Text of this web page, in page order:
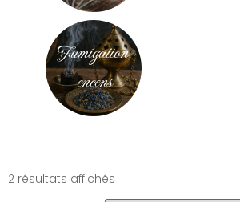
Fumigation,
encens
2 résultats affichés